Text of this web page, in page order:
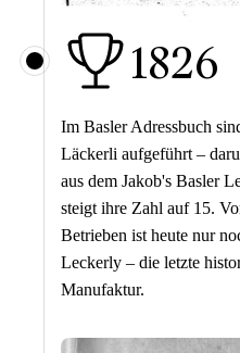
1826
Im Basler Adressbuch
Läckerli aufgeführt –
aus dem Jakob's Basler
steigt ihre Zahl auf 15.
Betrieben ist heute nur
Leckerly – die letzte
Manufaktur.